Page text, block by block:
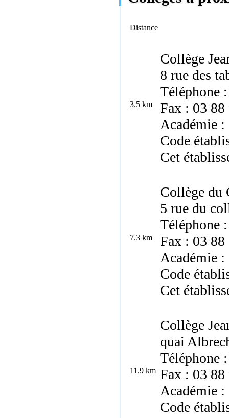
Distance
3.5 km
Collège
8 rue des
Téléphone
Fax : 03 88
Académie :
Code
Cet
7.3 km
Collège du
5 rue du
Téléphone
Fax : 03 88
Académie :
Code
Cet
11.9 km
Collège
quai
Téléphone
Fax : 03 88
Académie :
Code